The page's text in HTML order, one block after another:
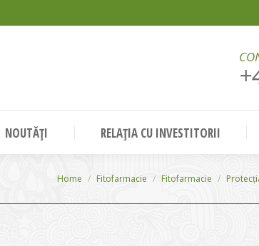
NOUTĂȚI RELAȚIA CU INVESTITORII
You are here:
Home Fitofarmacie Fitofarmacie